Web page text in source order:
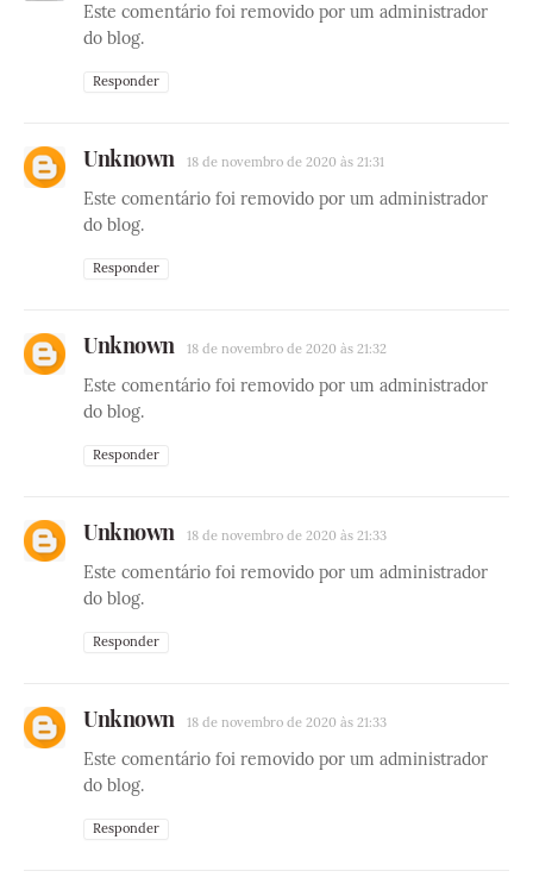
Este comentário foi removido por um administrador
do blog.
Responder
Unknown 18 de novembro de 2020 às 21:31
Este comentário foi removido por um administrador
do blog.
Responder
Unknown 18 de novembro de 2020 às 21:32
Este comentário foi removido por um administrador
do blog.
Responder
Unknown 18 de novembro de 2020 às 21:33
Este comentário foi removido por um administrador
do blog.
Responder
Unknown 18 de novembro de 2020 às 21:33
Este comentário foi removido por um administrador
do blog.
Responder